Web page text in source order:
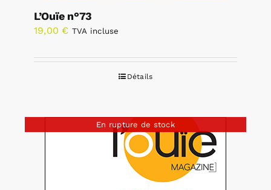
L’Ouïe n°73
19,00 € TVA incluse
Détails
En rupture de stock